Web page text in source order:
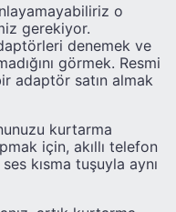
o
gerekiyor.
denemek ve
görmek. Resmi
adaptör satın almak
kurtarma
için, akıllı telefon
kısma tuşuyla aynı